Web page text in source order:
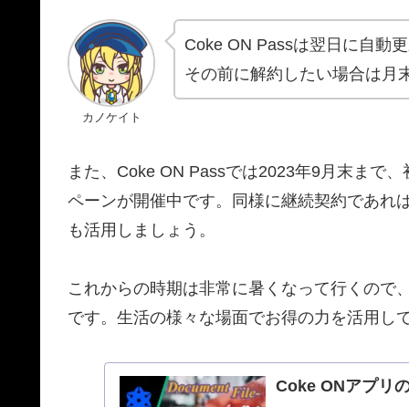
カノケイト
Coke ON Passは翌日に自動
その前に解約したい場合は月
また、Coke ON Passでは2023年9月末まで
ペーンが開催中です。同様に継続契約であれ
も活用しましょう。
これからの時期は非常に暑くなって行くので
です。生活の様々な場面でお得の力を活用し
Coke ONアプリ